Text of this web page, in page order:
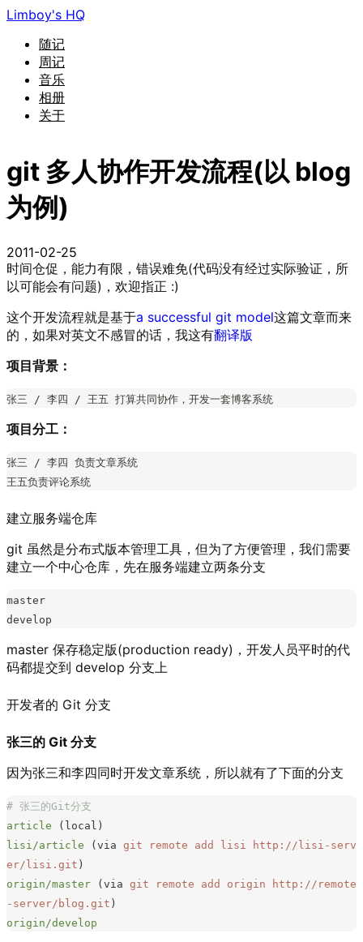
Limboy's HQ
随记
周记
音乐
相册
关于
git 多人协作开发流程(以 blog
为例)
2011-02-25
时间仓促，能力有限，错误难免(代码没有经过实际验证，所
以可能会有问题)，欢迎指正 :)
这个开发流程就是基于a successful git model这篇文章而来
的，如果对英文不感冒的话，我这有翻译版
项目背景：
张三 / 李四 / 王五 打算共同协作，开发一套博客系统
项目分工：
张三 / 李四 负责文章系统
王五负责评论系统
建立服务端仓库
git 虽然是分布式版本管理工具，但为了方便管理，我们需要
建立一个中心仓库，先在服务端建立两条分支
master
develop
master 保存稳定版(production ready)，开发人员平时的代
码都提交到 develop 分支上
开发者的 Git 分支
张三的 Git 分支
因为张三和李四同时开发文章系统，所以就有了下面的分支
# 张三的Git分支
article (local)
lisi/article (via git remote add lisi
http://lisi-serv
er/lisi.git )
origin/master (via git remote add origin http://remote
-server/blog.git )
origin/develop